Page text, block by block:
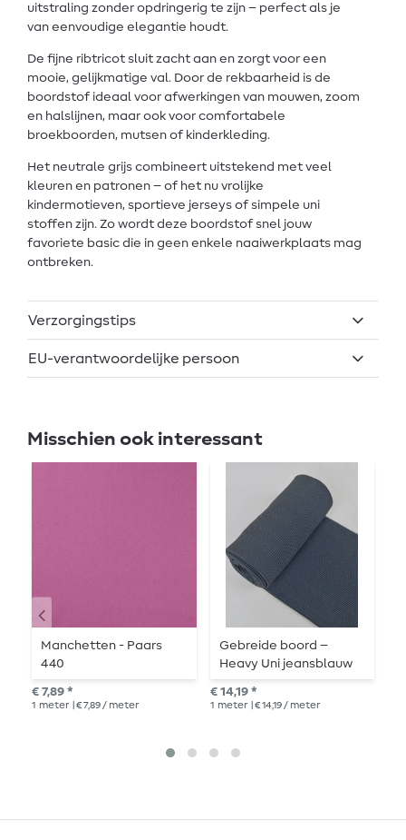
uitstraling zonder opdringerig te zijn – perfect als je
van eenvoudige elegantie houdt.
De fijne ribtricot sluit zacht aan en zorgt voor een
mooie, gelijkmatige val. Door de rekbaarheid is de
boordstof ideaal voor afwerkingen van mouwen, zoom
en halslijnen, maar ook voor comfortabele
broekboorden, mutsen of kinderkleding.
Het neutrale grijs combineert uitstekend met veel
kleuren en patronen – of het nu vrolijke
kindermotieven, sportieve jerseys of simpele uni
stoffen zijn. Zo wordt deze boordstof snel jouw
favoriete basic die in geen enkele naaiwerkplaats mag
ontbreken.
Verzorgingstips
EU-verantwoordelijke persoon
Misschien ook interessant
Manchetten - Paars
440
€ 7,89 *
1 meter | € 7,89 / meter
Gebreide boord –
Heavy Uni jeansblauw
gemêleerd
€ 14,19 *
1 meter | € 14,19 / meter